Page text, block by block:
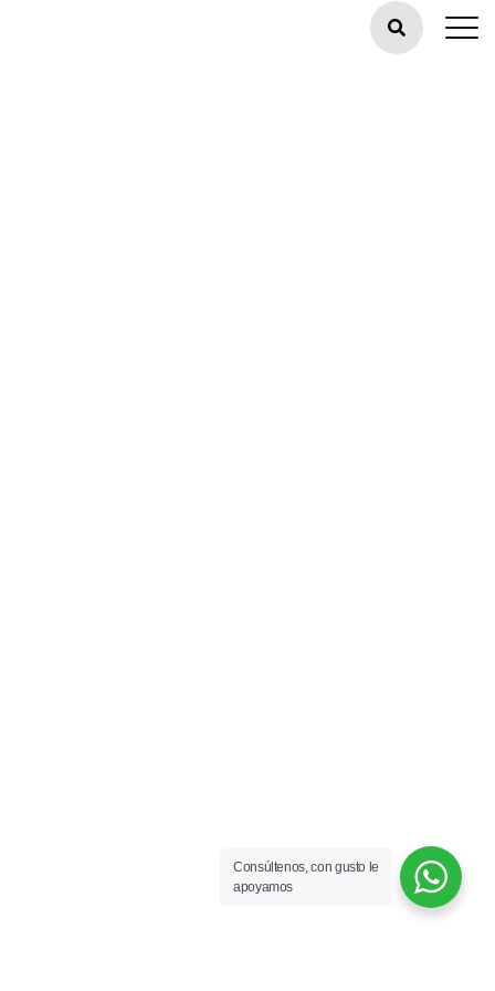
Consúltenos, con gusto le
apoyamos